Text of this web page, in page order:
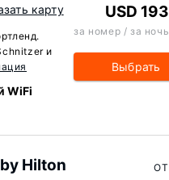
карту
и
WiFi
USD 193
за номер / за ночь
Выбрать
Hilton ОТ